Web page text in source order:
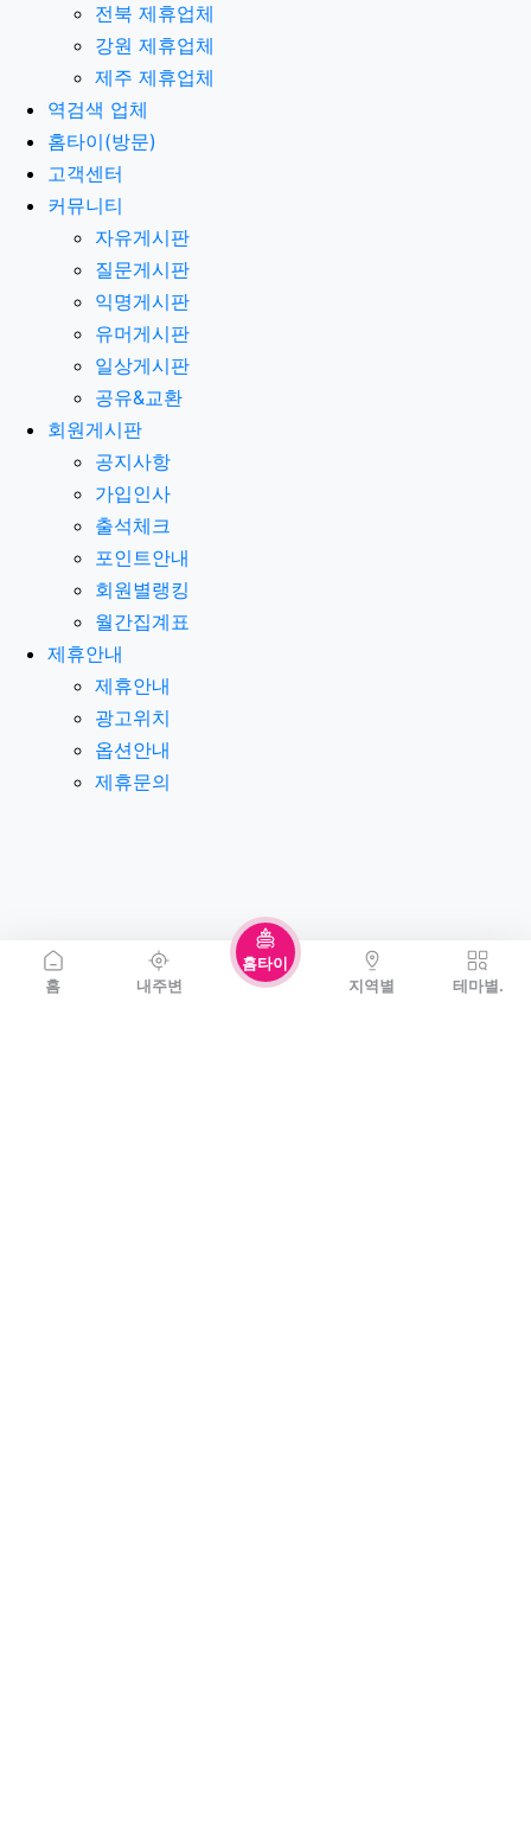
홈 내주변
홈타이
지역별
테마별.
전북 제휴업체
강원 제휴업체
제주 제휴업체
역검색 업체
홈타이(방문)
고객센터
커뮤니티
자유게시판
질문게시판
익명게시판
유머게시판
일상게시판
공유&교환
회원게시판
공지사항
가입인사
출석체크
포인트안내
회원별랭킹
월간집계표
제휴안내
제휴안내
광고위치
옵션안내
제휴문의